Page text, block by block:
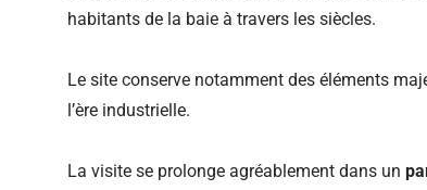
habitants de la baie à travers les siècles.
Le site conserve notamment des éléments
l’ère industrielle.
La visite se prolonge agréablement dans un